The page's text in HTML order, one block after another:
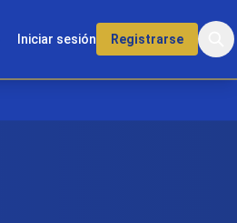
Iniciar sesión Registrarse